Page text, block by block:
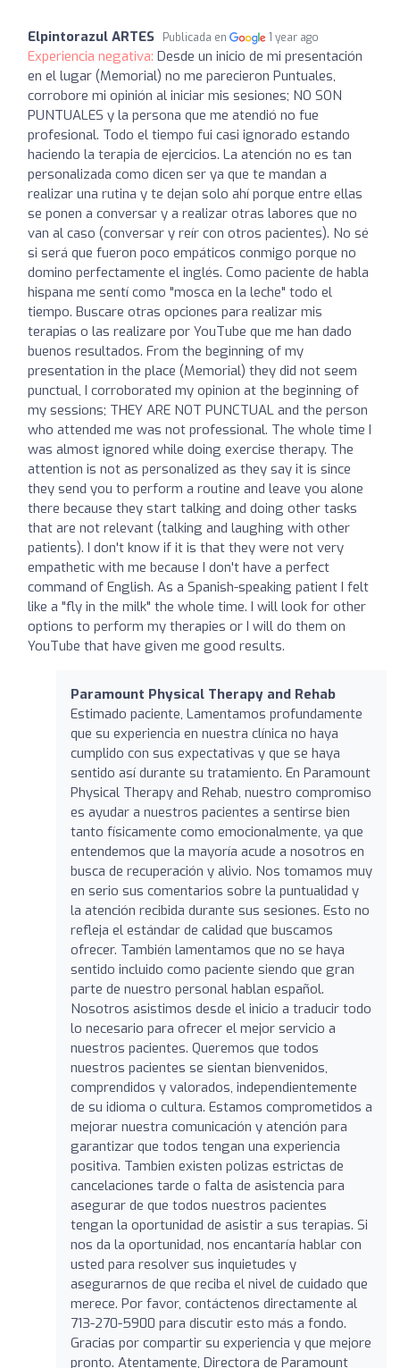
Elpintorazul ARTES Publicada en 1 year ago
Experiencia negativa: Desde un inicio de mi presentación
en el lugar (Memorial) no me parecieron Puntuales,
corrobore mi opinión al iniciar mis sesiones; NO SON
PUNTUALES y la persona que me atendió no fue
profesional. Todo el tiempo fui casi ignorado estando
haciendo la terapia de ejercicios. La atención no es tan
personalizada como dicen ser ya que te mandan a
realizar una rutina y te dejan solo ahí porque entre ellas
se ponen a conversar y a realizar otras labores que no
van al caso (conversar y reír con otros pacientes). No sé
si será que fueron poco empáticos conmigo porque no
domino perfectamente el inglés. Como paciente de habla
hispana me sentí como "mosca en la leche" todo el
tiempo. Buscare otras opciones para realizar mis
terapias o las realizare por YouTube que me han dado
buenos resultados. From the beginning of my
presentation in the place (Memorial) they did not seem
punctual, I corroborated my opinion at the beginning of
my sessions; THEY ARE NOT PUNCTUAL and the person
who attended me was not professional. The whole time I
was almost ignored while doing exercise therapy. The
attention is not as personalized as they say it is since
they send you to perform a routine and leave you alone
there because they start talking and doing other tasks
that are not relevant (talking and laughing with other
patients). I don't know if it is that they were not very
empathetic with me because I don't have a perfect
command of English. As a Spanish-speaking patient I felt
like a "fly in the milk" the whole time. I will look for other
options to perform my therapies or I will do them on
YouTube that have given me good results.
Paramount Physical Therapy and Rehab
Estimado paciente, Lamentamos profundamente
que su experiencia en nuestra clínica no haya
cumplido con sus expectativas y que se haya
sentido así durante su tratamiento. En Paramount
Physical Therapy and Rehab, nuestro compromiso
es ayudar a nuestros pacientes a sentirse bien
tanto físicamente como emocionalmente, ya que
entendemos que la mayoría acude a nosotros en
busca de recuperación y alivio. Nos tomamos muy
en serio sus comentarios sobre la puntualidad y
la atención recibida durante sus sesiones. Esto no
refleja el estándar de calidad que buscamos
ofrecer. También lamentamos que no se haya
sentido incluido como paciente siendo que gran
parte de nuestro personal hablan español.
Nosotros asistimos desde el inicio a traducir todo
lo necesario para ofrecer el mejor servicio a
nuestros pacientes. Queremos que todos
nuestros pacientes se sientan bienvenidos,
comprendidos y valorados, independientemente
de su idioma o cultura. Estamos comprometidos a
mejorar nuestra comunicación y atención para
garantizar que todos tengan una experiencia
positiva. Tambien existen polizas estrictas de
cancelaciones tarde o falta de asistencia para
asegurar de que todos nuestros pacientes
tengan la oportunidad de asistir a sus terapias. Si
nos da la oportunidad, nos encantaría hablar con
usted para resolver sus inquietudes y
asegurarnos de que reciba el nivel de cuidado que
merece. Por favor, contáctenos directamente al
713-270-5900 para discutir esto más a fondo.
Gracias por compartir su experiencia y que mejore
pronto. Atentamente, Directora de Paramount